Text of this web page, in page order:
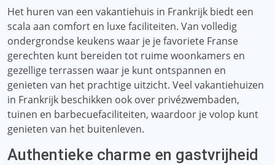
Het huren van een vakantiehuis in Frankrijk biedt een
scala aan comfort en luxe faciliteiten. Van volledig
ondergrondse keukens waar je je favoriete Franse
gerechten kunt bereiden tot ruime woonkamers en
gezellige terrassen waar je kunt ontspannen en
genieten van het prachtige uitzicht. Veel vakantiehuizen
in Frankrijk beschikken ook over privézwembaden,
tuinen en barbecuefaciliteiten, waardoor je volop kunt
genieten van het buitenleven.
Authentieke charme en gastvrijheid